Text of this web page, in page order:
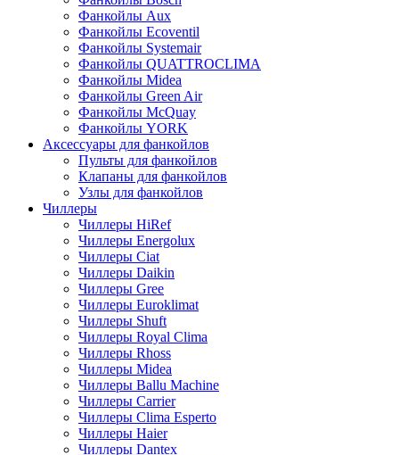
Фанкойлы Aux
Фанкойлы Ecoventil
Фанкойлы Systemair
Фанкойлы QUATTROCLIMA
Фанкойлы Midea
Фанкойлы Green Air
Фанкойлы McQuay
Фанкойлы YORK
Аксессуары для фанкойлов
Пульты для фанкойлов
Клапаны для фанкойлов
Узлы для фанкойлов
Чиллеры
Чиллеры HiRef
Чиллеры Energolux
Чиллеры Ciat
Чиллеры Daikin
Чиллеры Gree
Чиллеры Euroklimat
Чиллеры Shuft
Чиллеры Royal Clima
Чиллеры Rhoss
Чиллеры Midea
Чиллеры Ballu Machine
Чиллеры Carrier
Чиллеры Clima Esperto
Чиллеры Haier
Чиллеры Dantex